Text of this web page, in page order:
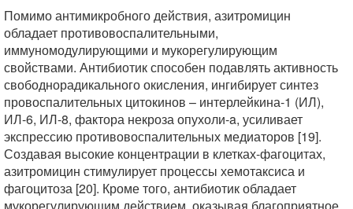
Помимо антимикробного действия, азитромицин
обладает противовоспалительными,
иммуномодулирующими и мукорегулирующим
свойствами. Антибиотик способен подавлять активность
свободнорадикального окисления, ингибирует синтез
провоспалительных цитокинов – интерлейкина-1 (ИЛ),
ИЛ-6, ИЛ-8, фактора некроза опухоли-a, усиливает
экспрессию противовоспалительных медиаторов [19].
Создавая высокие концентрации в клетках-фагоцитах,
азитромицин стимулирует процессы хемотаксиса и
фагоцитоза [20]. Кроме того, антибиотик обладает